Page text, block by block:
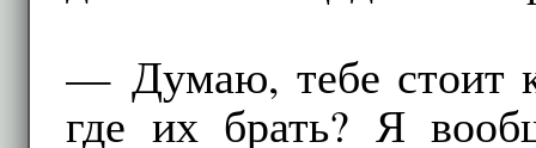
— Думаю, тебе стоит
где их брать? Я